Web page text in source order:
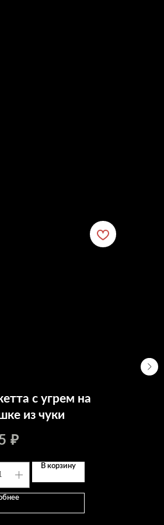
с угрем на
из чуки
₽
В корзину